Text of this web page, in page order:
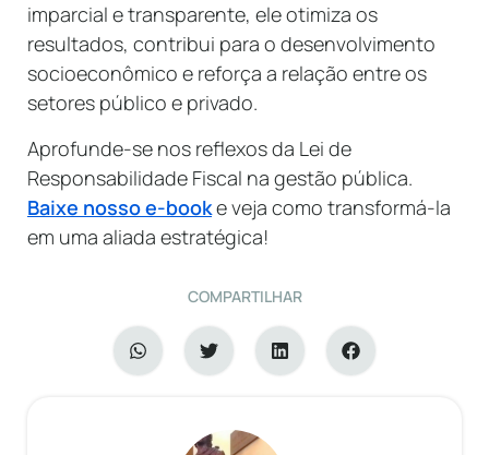
imparcial e transparente, ele otimiza os
resultados, contribui para o desenvolvimento
socioeconômico e reforça a relação entre os
setores público e privado.
Aprofunde-se nos reflexos da Lei de
Responsabilidade Fiscal na gestão pública.
Baixe nosso e-booke veja como transformá-la
em uma aliada estratégica!
COMPARTILHAR